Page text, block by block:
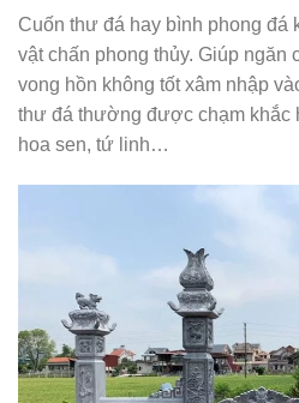
Cuốn thư đá hay bình phong đá
vật chấn phong thủy. Giúp ngăn
vong hồn không tốt xâm nhập
thư đá thường được chạm khắc
hoa sen, tứ linh…